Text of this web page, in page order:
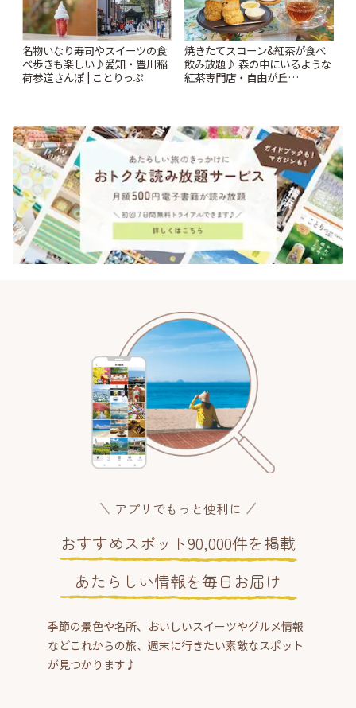
名物いなり寿司やスイーツの食
べ歩きも楽しい♪愛知・豊川稲
荷参道さんぽ | ことりっぷ
焼きたてスコーン&紅茶が食べ
飲み放題♪ 森の中にいるような
紅茶専門店・自由が丘
アプリでもっと便利に
おすすめスポット90,000件を掲載
あたらしい情報を毎日お届け
季節の景色や名所、おいしいスイーツやグルメ情報
などこれからの旅、週末に行きたい素敵なスポット
が見つかります♪